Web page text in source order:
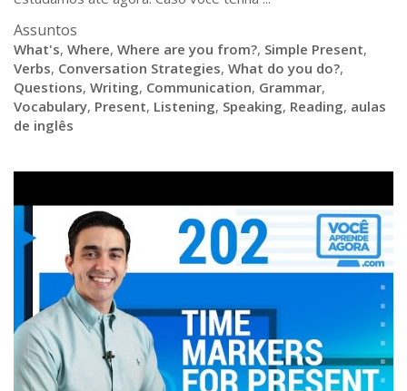
Assuntos
What's, Where, Where are you from?, Simple Present,
Verbs, Conversation Strategies, What do you do?,
Questions, Writing, Communication, Grammar,
Vocabulary, Present, Listening, Speaking, Reading, aulas
de inglês